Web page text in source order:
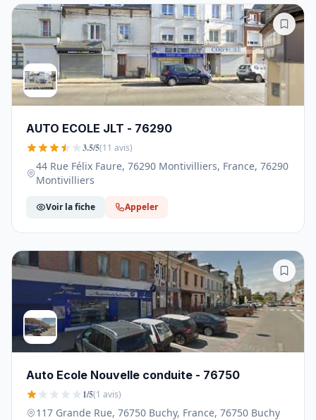
AUTO ECOLE JLT - 76290
3.5/5(11 avis)
44 Rue Félix Faure, 76290 Montivilliers, France, 76290
Montivilliers
Voir la fiche Appeler
Auto Ecole Nouvelle conduite - 76750
1/5(1 avis)
117 Grande Rue, 76750 Buchy, France, 76750 Buchy